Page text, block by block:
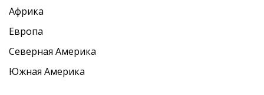
Африка
Европа
Северная Америка
Южная Америка